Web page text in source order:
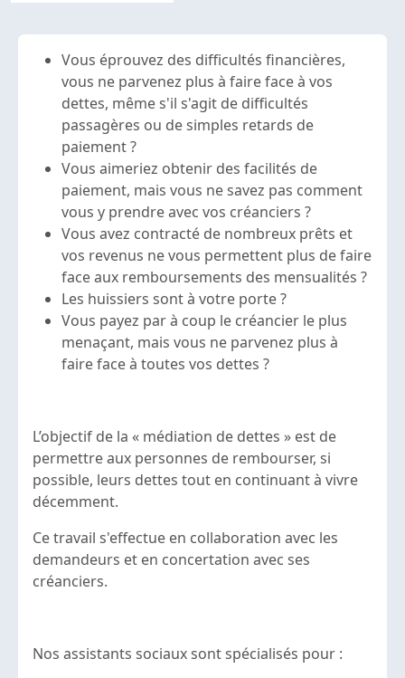
Vous éprouvez des difficultés financières,
vous ne parvenez plus à faire face à vos
dettes, même s'il s'agit de difficultés
passagères ou de simples retards de
paiement ?
Vous aimeriez obtenir des facilités de
paiement, mais vous ne savez pas comment
vous y prendre avec vos créanciers ?
Vous avez contracté de nombreux prêts et
vos revenus ne vous permettent plus de faire
face aux remboursements des mensualités ?
Les huissiers sont à votre porte ?
Vous payez par à coup le créancier le plus
menaçant, mais vous ne parvenez plus à
faire face à toutes vos dettes ?
L’objectif de la « médiation de dettes » est de
permettre aux personnes de rembourser, si
possible, leurs dettes tout en continuant à vivre
décemment.
Ce travail s'effectue en collaboration avec les
demandeurs et en concertation avec ses
créanciers.
Nos assistants sociaux sont spécialisés pour :